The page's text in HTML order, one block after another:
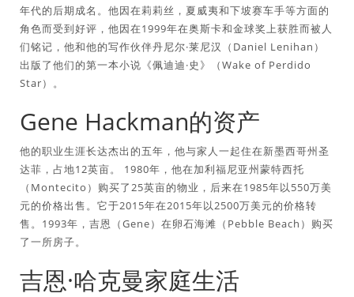
年代的后期成名。他因在莉莉丝，夏威夷和下坡赛车手等方面的
角色而受到好评，他因在1999年在奥斯卡和金球奖上获胜而被人
们铭记，他和他的写作伙伴丹尼尔·莱尼汉（Daniel Lenihan）
出版了他们的第一本小说《佩迪迪·史》（Wake of Perdido
Star）。
Gene Hackman的资产
他的职业生涯长达杰出的五年，他与家人一起住在新墨西哥州圣
达菲，占地12英亩。 1980年，他在加利福尼亚州蒙特西托
（Montecito）购买了25英亩的物业，后来在1985年以550万美
元的价格出售。它于2015年在2015年以2500万美元的价格转
售。1993年，吉恩（Gene）在卵石海滩（Pebble Beach）购买
了一所房子。
吉恩·哈克曼家庭生活